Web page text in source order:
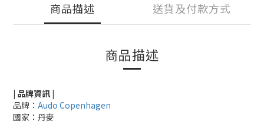
商品描述 送貨及付款方式
商品描述
| 品牌資訊 |
品牌： Audo Copenhagen
國家：丹麥